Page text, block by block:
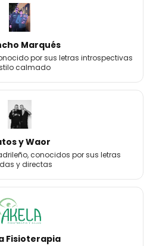
Marqués
por sus letras introspectivas
calmado
y Waor
conocidos por sus letras
y directas
Fisioterapia